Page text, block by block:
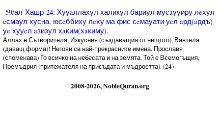
59/ал-Хашр-24: Хууaллахул халикул бариул мусaууиру лeхул
eсмаул хусна, юсeббиху лeху ма фис сeмауати уeл aрд(aрдъ)
уe хууeл aзизул хaким(хaкиму).
Аллах е Сътворителя, Изкусния (създаващия от нищото), Ваятеля
(даващ форма)! Негови са най-прекрасните имена. Прославя
(споменава) Го всичко на небесата и на земята. Той е Всемогъщия,
Премъдрия (притежателя на присъдата и мъдростта). (24)
2008-2026, NobleQuran.org